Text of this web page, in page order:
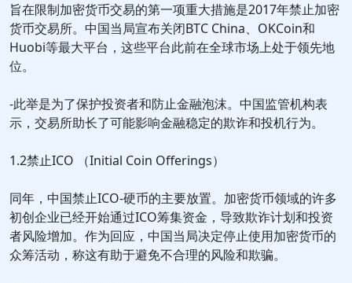
旨在限制加密货币交易的第一项重大措施是2017年禁止加密
货币交易所。中国当局宣布关闭BTC China、OKCoin和
Huobi等最大平台，这些平台此前在全球市场上处于领先地
位。
-此举是为了保护投资者和防止金融泡沫。中国监管机构表
示，交易所助长了可能影响金融稳定的欺诈和投机行为。
1.2禁止ICO （Initial Coin Offerings）
同年，中国禁止ICO-硬币的主要放置。加密货币领域的许多
初创企业已经开始通过ICO筹集资金，导致欺诈计划和投资
者风险增加。作为回应，中国当局决定停止使用加密货币的
众筹活动，称这有助于避免不合理的风险和欺骗。